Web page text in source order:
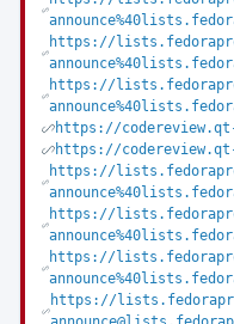
https://
https://
https://
https://
https://
https://
https://
https://